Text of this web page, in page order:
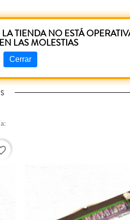
TIENDA NO ESTÁ
LAS MOLESTIAS
Cerrar